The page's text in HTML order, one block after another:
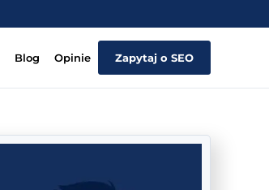
Blog Opinie Zapytaj o SEO